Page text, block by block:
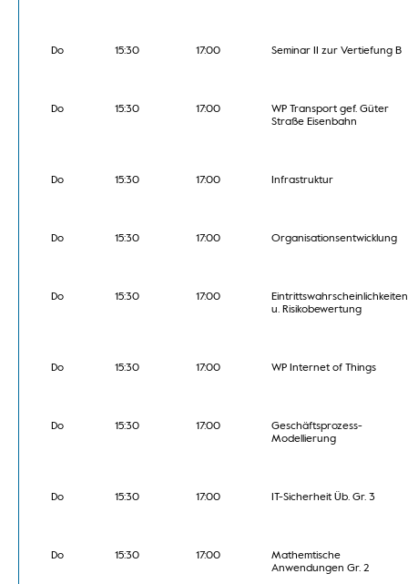
Do 15:30 17:00 Seminar II zur Vertiefung B
Do 15:30 17:00
WP Transport gef. Güter
Straße Eisenbahn
Do 15:30 17:00 Infrastruktur
Do 15:30 17:00 Organisationsentwicklung
Do 15:30 17:00
Eintrittswahrscheinlichkeiten
u. Risikobewertung
Do 15:30 17:00 WP Internet of Things
Do 15:30 17:00
Geschäftsprozess-
Modellierung
Do 15:30 17:00 IT-Sicherheit Üb. Gr. 3
Do 15:30 17:00
Mathemtische
Anwendungen Gr. 2